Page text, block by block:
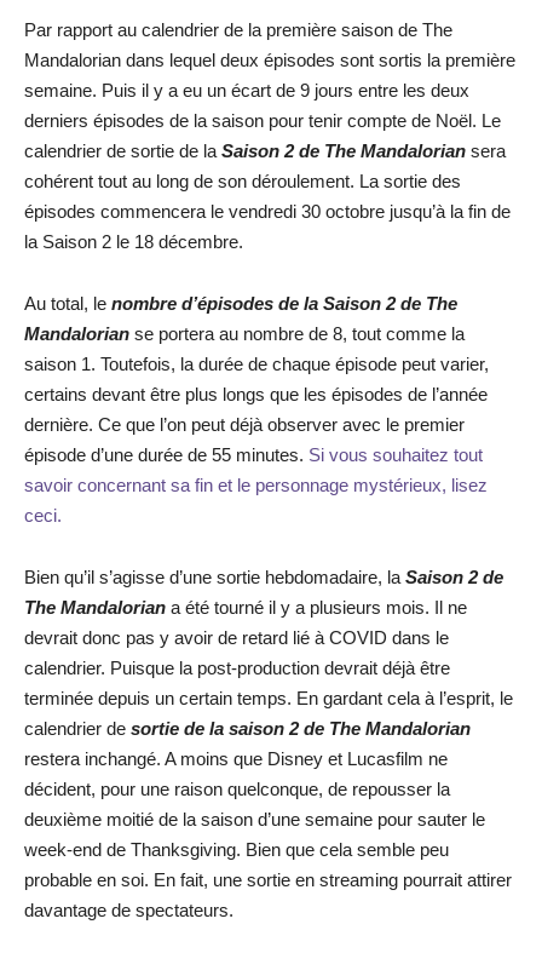
Par rapport au calendrier de la première saison de The
Mandalorian dans lequel deux épisodes sont sortis la première
semaine. Puis il y a eu un écart de 9 jours entre les deux
derniers épisodes de la saison pour tenir compte de Noël. Le
calendrier de sortie de la Saison 2 de The Mandalorian sera
cohérent tout au long de son déroulement. La sortie des
épisodes commencera le vendredi 30 octobre jusqu’à la fin de
la Saison 2 le 18 décembre.
Au total, le nombre d’épisodes de la Saison 2 de The
Mandalorian se portera au nombre de 8, tout comme la
saison 1. Toutefois, la durée de chaque épisode peut varier,
certains devant être plus longs que les épisodes de l’année
dernière. Ce que l’on peut déjà observer avec le premier
épisode d’une durée de 55 minutes. Si vous souhaitez tout
savoir concernant sa fin et le personnage mystérieux, lisez
ceci.
Bien qu’il s’agisse d’une sortie hebdomadaire, la Saison 2 de
The Mandalorian a été tourné il y a plusieurs mois. Il ne
devrait donc pas y avoir de retard lié à COVID dans le
calendrier. Puisque la post-production devrait déjà être
terminée depuis un certain temps. En gardant cela à l’esprit, le
calendrier de sortie de la saison 2 de The Mandalorian
restera inchangé. A moins que Disney et Lucasfilm ne
décident, pour une raison quelconque, de repousser la
deuxième moitié de la saison d’une semaine pour sauter le
week-end de Thanksgiving. Bien que cela semble peu
probable en soi. En fait, une sortie en streaming pourrait attirer
davantage de spectateurs.